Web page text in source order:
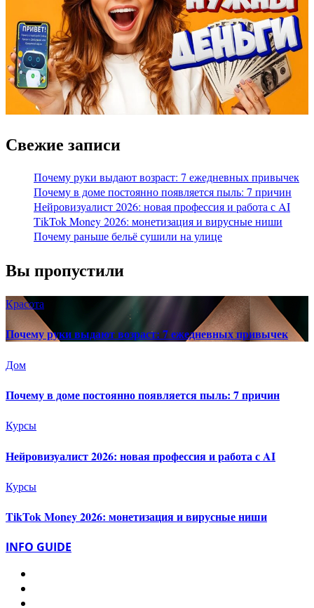
Свежие записи
Почему руки выдают возраст: 7 ежедневных привычек
Почему в доме постоянно появляется пыль: 7 причин
Нейровизуалист 2026: новая профессия и работа с AI
TikTok Money 2026: монетизация и вирусные ниши
Почему раньше бельё сушили на улице
Вы пропустили
Красота
Почему руки выдают возраст: 7 ежедневных привычек
Дом
Почему в доме постоянно появляется пыль: 7 причин
Курсы
Нейровизуалист 2026: новая профессия и работа с AI
Курсы
TikTok Money 2026: монетизация и вирусные ниши
INFO GUIDE